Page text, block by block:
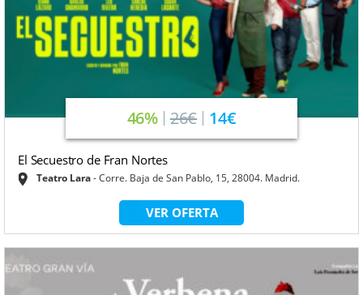
46% 26€ 14€
El Secuestro de Fran Nortes
Teatro Lara Corre. Baja de San Pablo, 15, 28004. Madrid.
VER OFERTA